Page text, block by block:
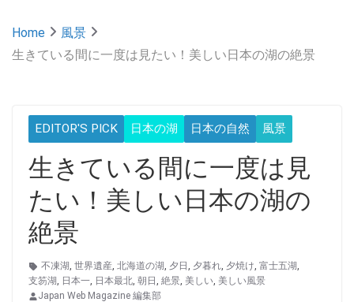
Home
風景
生きている間に一度は見たい！美しい日本の湖の絶景
EDITOR'S PICK 日本の湖 日本の自然 風景
生きている間に一度は見
たい！美しい日本の湖の
絶景
不凍湖, 世界遺産, 北海道の湖, 夕日 , 夕暮れ, 夕焼け, 富士五湖,
支笏湖, 日本一, 日本最北, 朝日 , 絶景, 美しい, 美しい風景
Japan Web Magazine 編集部